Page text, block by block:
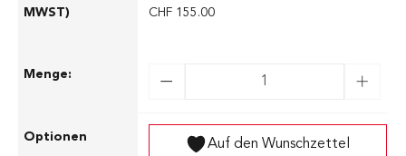
CHF 155.00
Auf den Wunschzettel